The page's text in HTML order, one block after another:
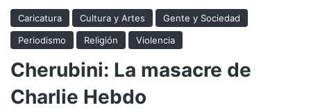
Caricatura Cultura y Artes
Gente y Sociedad
Periodismo
Religión Violencia
Cherubini: La masacre de
Charlie Hebdo